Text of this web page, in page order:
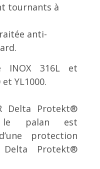
tournants à
anti-
INOX 316L et
YL1000.
Delta Protekt®
le palan est
protection
Protekt®